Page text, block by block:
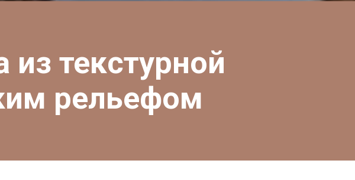
из текстурной
рельефом